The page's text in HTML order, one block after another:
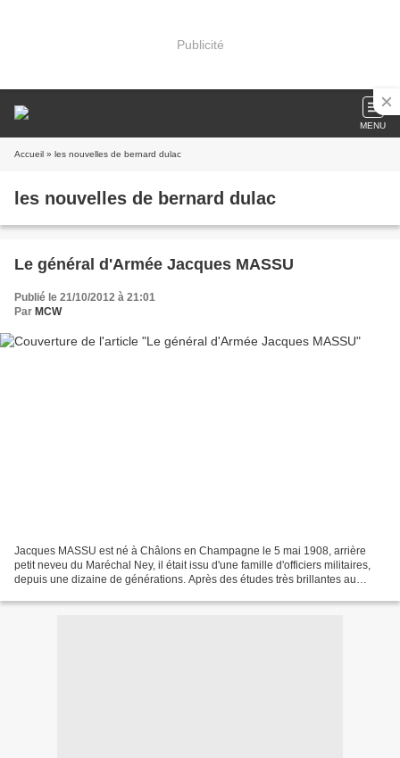
Publicité
MENU
Accueil » les nouvelles de bernard dulac
les nouvelles de bernard dulac
Le général d'Armée Jacques MASSU
Publié le 21/10/2012 à 21:01
Par MCW
Jacques MASSU est né à Châlons en Champagne le 5 mai 1908, arrière
petit neveu du Maréchal Ney, il était issu d'une famille d'officiers militaires,
depuis une dizaine de générations. Après des études très brillantes au